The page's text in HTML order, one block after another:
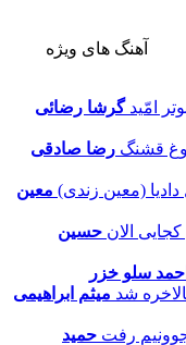
آهنگ های ویژه
گرشا رضائی
رضا صادقی
معین
حسین
احمد سلو خزر
میثم ابراهیمی
حمید